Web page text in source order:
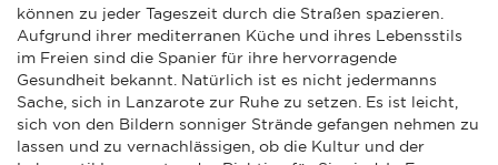
können zu jeder Tageszeit durch die Straßen spazieren.
Aufgrund ihrer mediterranen Küche und ihres Lebensstils
im Freien sind die Spanier für ihre hervorragende
Gesundheit bekannt. Natürlich ist es nicht jedermanns
Sache, sich in Lanzarote zur Ruhe zu setzen. Es ist leicht,
sich von den Bildern sonniger Strände gefangen nehmen zu
lassen und zu vernachlässigen, ob die Kultur und der